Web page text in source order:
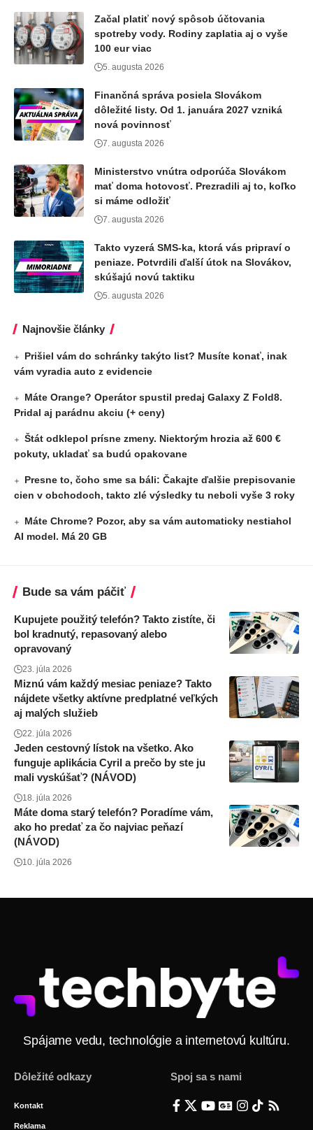
Začal platiť nový spôsob účtovania
spotreby vody. Rodiny zaplatia aj o vyše
100 eur viac
5. augusta 2026
Finančná správa posiela Slovákom
dôležité listy. Od 1. januára 2027 vzniká
nová povinnosť
7. augusta 2026
Ministerstvo vnútra odporúča Slovákom
mať doma hotovosť. Prezradili aj to, koľko
si máme odložiť
7. augusta 2026
Takto vyzerá SMS-ka, ktorá vás pripraví o
peniaze. Potvrdili ďalší útok na Slovákov,
skúšajú novú taktiku
5. augusta 2026
Najnovšie články
Prišiel vám do schránky takýto list? Musíte konať, inak
vám vyradia auto z evidencie
Máte Orange? Operátor spustil predaj Galaxy Z Fold8.
Pridal aj parádnu akciu (+ ceny)
Štát odklepol prísne zmeny. Niektorým hrozia až 600 €
pokuty, ukladať sa budú opakovane
Presne to, čoho sme sa báli: Čakajte ďalšie prepisovanie
cien v obchodoch, takto zlé výsledky tu neboli vyše 3 roky
Máte Chrome? Pozor, aby sa vám automaticky nestiahol
AI model. Má 20 GB
Bude sa vám páčiť
Kupujete použitý telefón? Takto zistíte, či
bol kradnutý, repasovaný alebo
opravovaný
23. júla 2026
Miznú vám každý mesiac peniaze? Takto
nájdete všetky aktívne predplatné veľkých
aj malých služieb
22. júla 2026
Jeden cestovný lístok na všetko. Ako
funguje aplikácia Cyril a prečo by ste ju
mali vyskúšať? (NÁVOD)
18. júla 2026
Máte doma starý telefón? Poradíme vám,
ako ho predať za čo najviac peňazí
(NÁVOD)
10. júla 2026
Spájame vedu, technológie a internetovú kultúru.
Dôležité odkazy
Kontakt
Reklama
Spoj sa s nami